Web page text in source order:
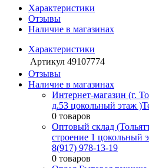
Характеристики
Отзывы
Наличие в магазинах
Характеристики
Артикул 49107774
Отзывы
Наличие в магазинах
Интернет-магазин (г.
д.53 цокольный этаж )
0 товаров
Оптовый склад
строение 1 цокольный
8(917) 978-13-19
0 товаров